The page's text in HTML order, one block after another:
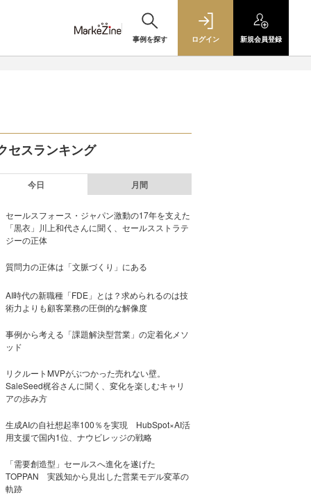
事例を探す ログイン 新規会員登録
セスランキング
今日 月間
セールスフォース・ジャパン激動の17年を支えた
「黒衣」川上和代さんに聞く、セールスストラテ
ジーの正体
質問力の正体は「文脈づくり」にある
AI時代の新職種「FDE」とは？求められるのは技
術力よりも顧客業務の圧倒的な解像度
事例から考える「課題解決型営業」の定着化メソ
ッド
リクルートMVPがぶつかった売れない壁。
SaleSeed梶谷さんに聞く、変化を楽しむキャリ
アの歩み方
生成AIの自社想起率100％を実現 HubSpot×AI活
用支援で国内1位、ナウビレッジの戦略
「需要創造型」セールスへ進化を遂げた
TOPPAN 実践知から見出した営業モデル変革の
軌跡